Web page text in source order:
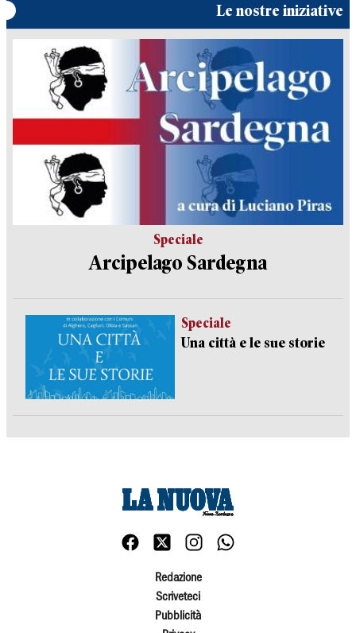
Le nostre iniziative
Speciale
Arcipelago Sardegna
Speciale
Una città e le sue storie
Redazione
Scriveteci
Pubblicità